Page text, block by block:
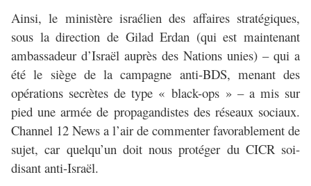
Ainsi, le ministère israélien des affaires stratégiques,
sous la direction de Gilad Erdan (qui est maintenant
ambassadeur d’Israël auprès des Nations unies) – qui a
été le siège de la campagne anti-BDS, menant des
opérations secrètes de type « black-ops » – a mis sur
pied une armée de propagandistes des réseaux sociaux.
Channel 12 News a l’air de commenter favorablement de
sujet, car quelqu’un doit nous protéger du CICR soi-
disant anti-Israël.